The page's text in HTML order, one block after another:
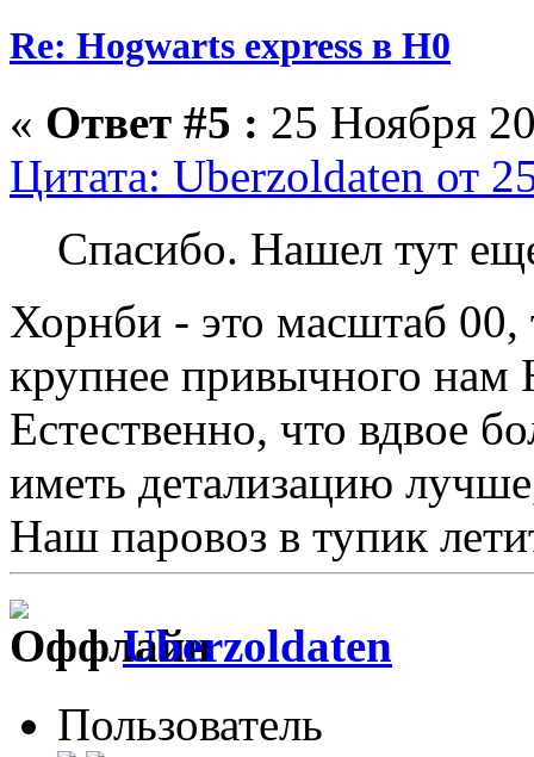
Re: Hogwarts express в H0
« Ответ #5 : 25 Ноября
Цитата: Uberzoldaten от
Спасибо. Нашел тут
Хорнби - это масштаб 00,
крупнее привычного нам
Естественно, что вдвое
иметь детализацию
Наш паровоз в тупик
Uberzoldaten
Пользователь